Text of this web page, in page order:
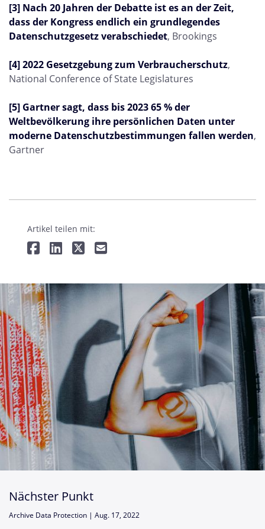
[3] Nach 20 Jahren der Debatte ist es an der Zeit,
dass der Kongress endlich ein grundlegendes
Datenschutzgesetz verabschiedet, Brookings
[4]2022 Gesetzgebung zum Verbraucherschutz,
National Conference of State Legislatures
[5] Gartner sagt, dass bis 2023 65 % der
Weltbevölkerung ihre persönlichen Daten unter
moderne Datenschutzbestimmungen fallen werden,
Gartner
Artikel teilen mit:
Nächster Punkt
Archive Data Protection | Aug. 17, 2022